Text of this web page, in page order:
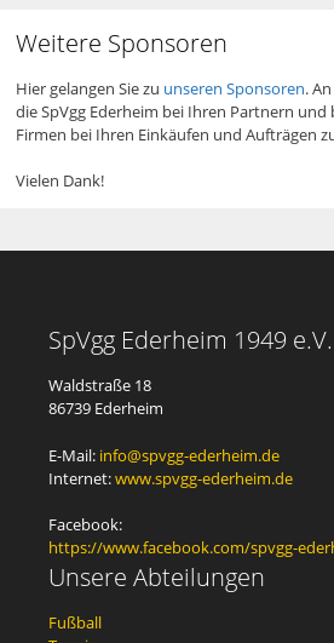
Weitere Sponsoren
Hier gelangen Sie zu unseren Sponsoren.
die SpVgg Ederheim bei Ihren Partnern und
Firmen bei Ihren Einkäufen und Aufträgen
Vielen Dank!
SpVgg Ederheim 1949 e.V.
Waldstraße 18
86739 Ederheim
E-Mail: info@spvgg-ederheim.de
Internet:www.spvgg-ederheim.de
Facebook:
https://www.facebook.com/spvgg-
Unsere Abteilungen
Fußball